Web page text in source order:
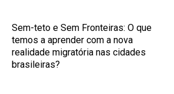
Sem-teto e Sem Fronteiras: O que
temos a aprender com a nova
realidade migratória nas cidades
brasileiras?